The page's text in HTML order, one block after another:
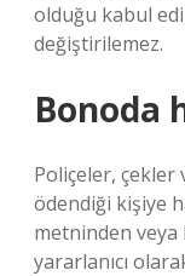
olduğu kabul
değiştirilemez.
Bonoda
Poliçeler, çekler
ödendiği kişiye
metninden veya
yararlanıcı